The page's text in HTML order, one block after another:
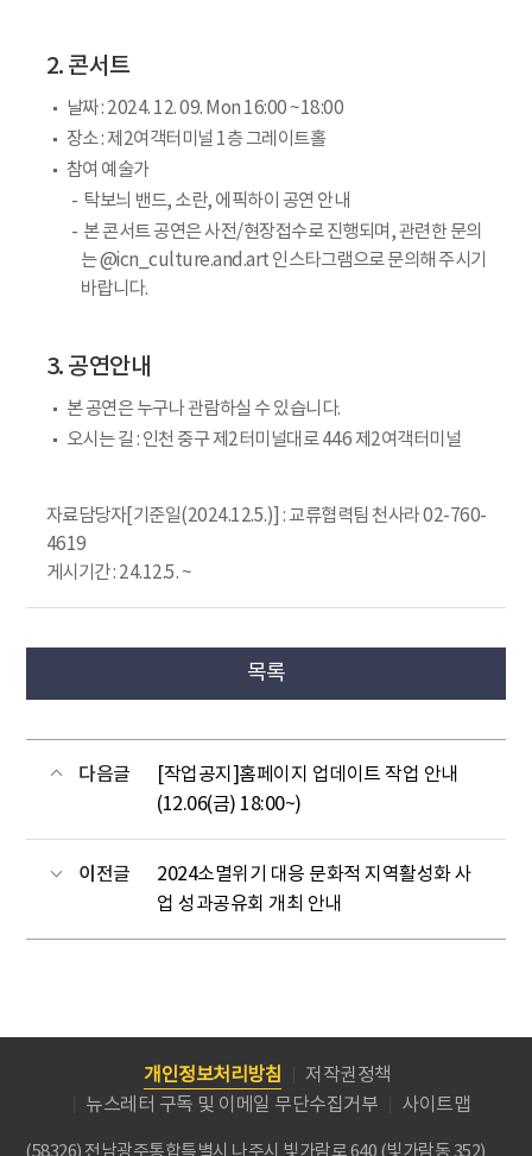
2. 콘서트
날짜 : 2024. 12. 09. Mon 16:00 ~18:00
장소 : 제2여객터미널 1층 그레이트홀
참여 예술가
탁보늬 밴드, 소란, 에픽하이 공연 안내
본 콘서트 공연은 사전/현장접수로 진행되며, 관련한 문의
는 @icn_culture.and.art 인스타그램으로 문의해 주시기
바랍니다.
3. 공연안내
본 공연은 누구나 관람하실 수 있습니다.
오시는 길 : 인천 중구 제2터미널대로 446 제2여객터미널
자료담당자[기준일(2024.12.5.)] : 교류협력팀 천사라 02-760-
4619
게시기간 : 24.12.5. ~
목록
다음글
[작업공지]홈페이지 업데이트 작업 안내
(12.06(금) 18:00~)
이전글
2024소멸위기 대응 문화적 지역활성화 사
업 성과공유회 개최 안내
개인정보처리방침
저작권정책
뉴스레터 구독 및 이메일 무단수집거부
사이트맵
(58326) 전남광주통합특별시 나주시 빛가람로 640 (빛가람동 352)